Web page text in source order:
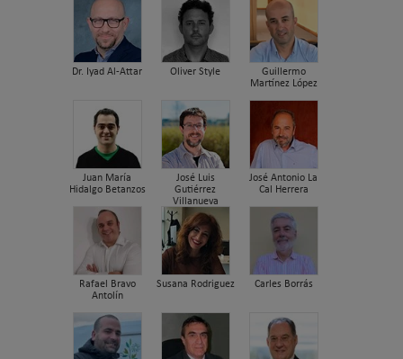
Dr. Iyad Al-Attar Oliver Style
Guillermo
Martínez López
Juan María
Hidalgo Betanzos
José Luis
Gutiérrez
Villanueva
José Antonio La
Cal Herrera
Rafael Bravo
Antolín
Susana Rodriguez Carles Borrás